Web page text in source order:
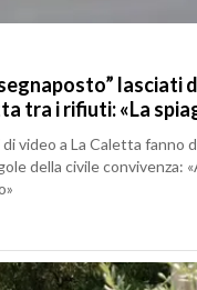
lasciati
tra i rifiuti: «La
video a La Caletta fanno
della civile convivenza: